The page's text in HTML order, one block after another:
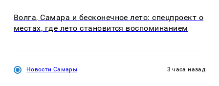
Волга, Самара и бесконечное лето: спецпроект о
местах, где лето становится воспоминанием
Новости Самары 3 часа назад